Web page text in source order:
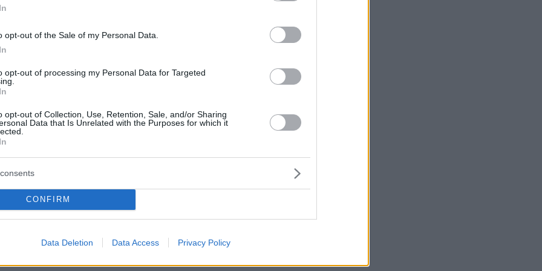
opt-out of the Sale of my Personal Data.
opt-out of processing my Personal Data for Targeted
opt-out of Collection, Use, Retention, Sale, and/or Sharing
Data that Is Unrelated with the Purposes for which it
CONFIRM
Data Deletion Data Access Privacy Policy
απευθείας εκτέλεση φάουλ του Φεκίρ και
Νέβιστιτς, Ριστόβσκι, Μπερνάουερ,
Πέρκοβιτς, Μίσιτς, Σούτσιτς (90+3’
Κανέκο (74’ Σπίκιτς), Ματούρινα, Χότζα (85’
Πέτκοβιτς
Σίλβα, Μιράνδα (79’ Πλεγεθουέλο), Ρόκα,
(70’ Ρόδρι), Καρβάλιο, Καρδόσο,
Ντιαό (60’ Μπεγερίν), Μπακαμπού (46’